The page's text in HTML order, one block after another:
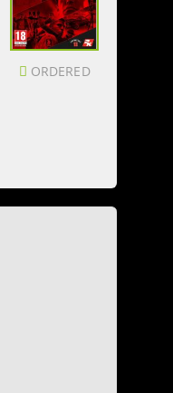
ORDERED